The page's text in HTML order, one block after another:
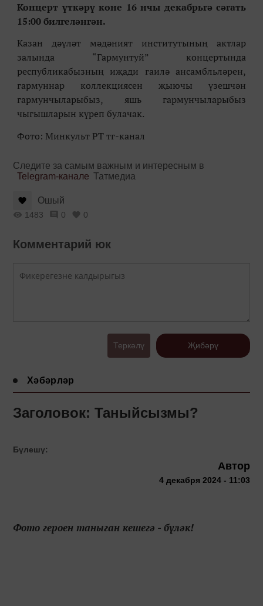
Концерт үткәрү көне 16 нчы декабрьгә сәгать
15:00 билгеләнгән.
Казан дәүләт мәдәният институтының актлар
залында “Гармунтуй” концертында
республикабызның иҗади гаилә ансамбльләрен,
гармуннар коллекциясен җыючы үзешчән
гармунчыларыбыз, яшь гармунчыларыбыз
чыгышларын күреп булачак.
Фото: Минкульт РТ тг-канал
Следите за самым важным и интересным в
Telegram-канале Татмедиа
Ошый
1483 0 0
Комментарий юк
Теркәлү Җибәрү
Хәбәрләр
Заголовок: Таныйсызмы?
Бүлешү:
Автор
4 декабря 2024 - 11:03
Фото героен таныган кешегә - бүләк!